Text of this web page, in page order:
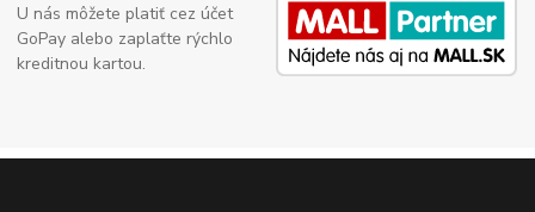
U nás môžete platiť cez účet
GoPay alebo zaplaťte rýchlo
kreditnou kartou.